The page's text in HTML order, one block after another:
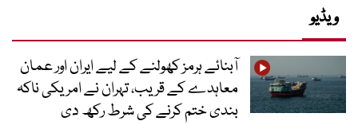
ویڈیو
آبنائے ہرمز کھولنے کے لیے ایران اور عمان
معاہدے کے قریب، تہران نے امریکی ناکہ
بندی ختم کرنے کی شرط رکھ دی